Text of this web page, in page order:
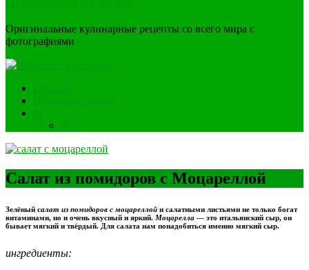
Оригинальные кулинарные рецепты со всего мира с
фотографиями
Салат из помидоров с Моцареллой
Зелёный салат из помидоров с моцареллой и салатными листьями не только богат
витаминами, но и очень вкусный и яркий. Моцарелла — это итальянский сыр, он
бывает мягкий и твёрдый. Для салата нам понадобиться именно мягкий сыр.
ингредиенты: